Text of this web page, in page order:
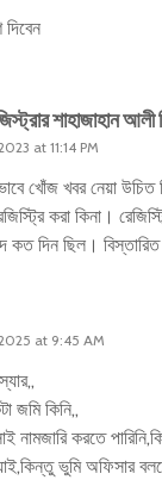
শাহাজাহান আলী
at 11:14 PM
খোঁজ খবর নেয়া
করা কিনা।
কত দিন ছিল। বিস্তারিত
at 9:45 AM
জমি কিনি,,
নামজারি করতে
ভুমি অফিসার